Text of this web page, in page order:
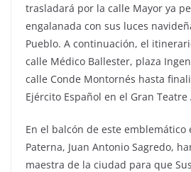
trasladará por la calle Mayor ya
engalanada con sus luces
Pueblo. A continuación, el
calle Médico Ballester, plaza
calle Conde Montornés hasta
Ejército Español en el Gran
En el balcón de este emblemático
Paterna, Juan Antonio Sagredo,
maestra de la ciudad para que